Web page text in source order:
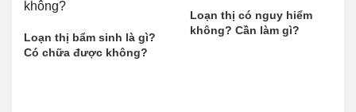
Loạn thị bẩm sinh là gì?
Có chữa được không?
Loạn thị có nguy hiểm
không? Cần làm gì?